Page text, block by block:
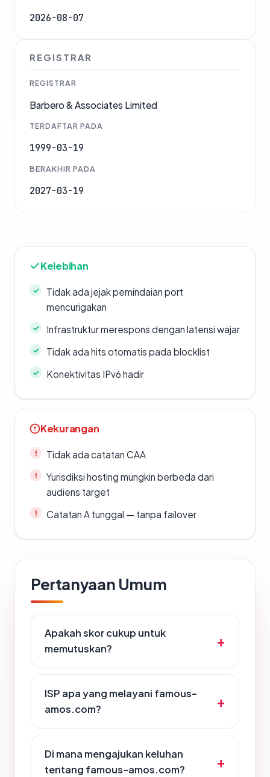
2026-08-07
REGISTRAR
REGISTRAR
Barbero & Associates Limited
TERDAFTAR PADA
1999-03-19
BERAKHIR PADA
2027-03-19
Kelebihan
Tidak ada jejak pemindaian port
mencurigakan
Infrastruktur merespons dengan latensi wajar
Tidak ada hits otomatis pada blocklist
Konektivitas IPv6 hadir
Kekurangan
Tidak ada catatan CAA
Yurisdiksi hosting mungkin berbeda dari
audiens target
Catatan A tunggal — tanpa failover
Pertanyaan Umum
Apakah skor cukup untuk
memutuskan?
ISP apa yang melayani famous-
amos.com?
Di mana mengajukan keluhan
tentang famous-amos.com?